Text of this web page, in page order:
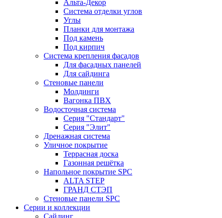
Альта-Декор
Система отделки углов
Углы
Планки для монтажа
Под камень
Под кирпич
Система крепления фасадов
Для фасадных панелей
Для сайдинга
Стеновые панели
Молдинги
Вагонка ПВХ
Водосточная система
Серия "Стандарт"
Серия "Элит"
Дренажная система
Уличное покрытие
Террасная доска
Газонная решётка
Напольное покрытие SPC
ALTA STEP
ГРАНД СТЭП
Стеновые панели SPC
Серии и коллекции
Сайдинг